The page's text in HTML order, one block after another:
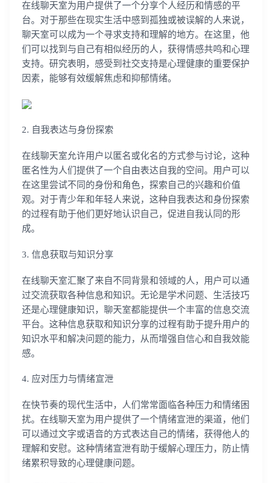
在线聊天室为用户提供了一个分享个人经历和情感的平
台。对于那些在现实生活中感到孤独或被误解的人来说，
聊天室可以成为一个寻求支持和理解的地方。在这里，他
们可以找到与自己有相似经历的人，获得情感共鸣和心理
支持。研究表明，感受到社交支持是心理健康的重要保护
因素，能够有效缓解焦虑和抑郁情绪。
2. 自我表达与身份探索
在线聊天室允许用户以匿名或化名的方式参与讨论，这种
匿名性为人们提供了一个自由表达自我的空间。用户可以
在这里尝试不同的身份和角色，探索自己的兴趣和价值
观。对于青少年和年轻人来说，这种自我表达和身份探索
的过程有助于他们更好地认识自己，促进自我认同的形
成。
3. 信息获取与知识分享
在线聊天室汇聚了来自不同背景和领域的人，用户可以通
过交流获取各种信息和知识。无论是学术问题、生活技巧
还是心理健康知识，聊天室都能提供一个丰富的信息交流
平台。这种信息获取和知识分享的过程有助于提升用户的
知识水平和解决问题的能力，从而增强自信心和自我效能
感。
4. 应对压力与情绪宣泄
在快节奏的现代生活中，人们常常面临各种压力和情绪困
扰。在线聊天室为用户提供了一个情绪宣泄的渠道，他们
可以通过文字或语音的方式表达自己的情绪，获得他人的
理解和安慰。这种情绪宣泄有助于缓解心理压力，防止情
绪累积导致的心理健康问题。